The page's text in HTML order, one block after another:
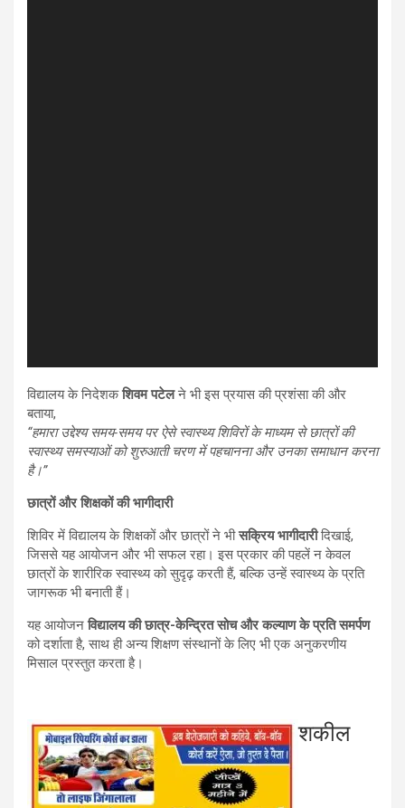
विद्यालय के निदेशकशिवम पटेलने भी इस प्रयास की प्रशंसा की और
बताया,
“हमारा उद्देश्य समय-समय पर ऐसे स्वास्थ्य शिविरों के माध्यम से छात्रों की
स्वास्थ्य समस्याओं को शुरुआती चरण में पहचानना और उनका समाधान करना
है।”
छात्रों और शिक्षकों की भागीदारी
शिविर में विद्यालय के शिक्षकों और छात्रों ने भीसक्रिय भागीदारीदिखाई,
जिससे यह आयोजन और भी सफल रहा। इस प्रकार की पहलें न केवल
छात्रों के शारीरिक स्वास्थ्य को सुदृढ़ करती हैं, बल्कि उन्हें स्वास्थ्य के प्रति
जागरूक भी बनाती हैं।
यह आयोजनविद्यालय की छात्र-केन्द्रित सोच और कल्याण के प्रति समर्पण
को दर्शाता है, साथ ही अन्य शिक्षण संस्थानों के लिए भी एक अनुकरणीय
मिसाल प्रस्तुत करता है।
शकील